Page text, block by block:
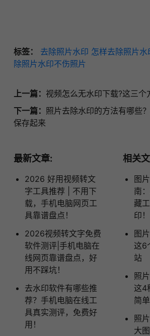
标签： 去除照片水印 怎样去除照片
除照片水印不伤照片
上一篇： 视频怎么无水印下载?这三个
下一篇： 照片去除水印的方法有哪些
保存起来
最新文章:
2026 好用视频转文
字工具推荐 | 不用下
载，手机电脑网页工
具靠谱盘点！
2026视频转文字免费
软件测评|手机电脑在
线网页靠谱盘点，好
用不踩坑！
去水印软件有哪些推
荐？手机电脑在线工
具真实测评，免费好
用！
相关
图
南
藏
印！
图
这6
站
照
这4
简
照
大